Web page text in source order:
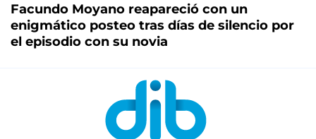
Facundo Moyano reapareció con un
enigmático posteo tras días de silencio por
el episodio con su novia